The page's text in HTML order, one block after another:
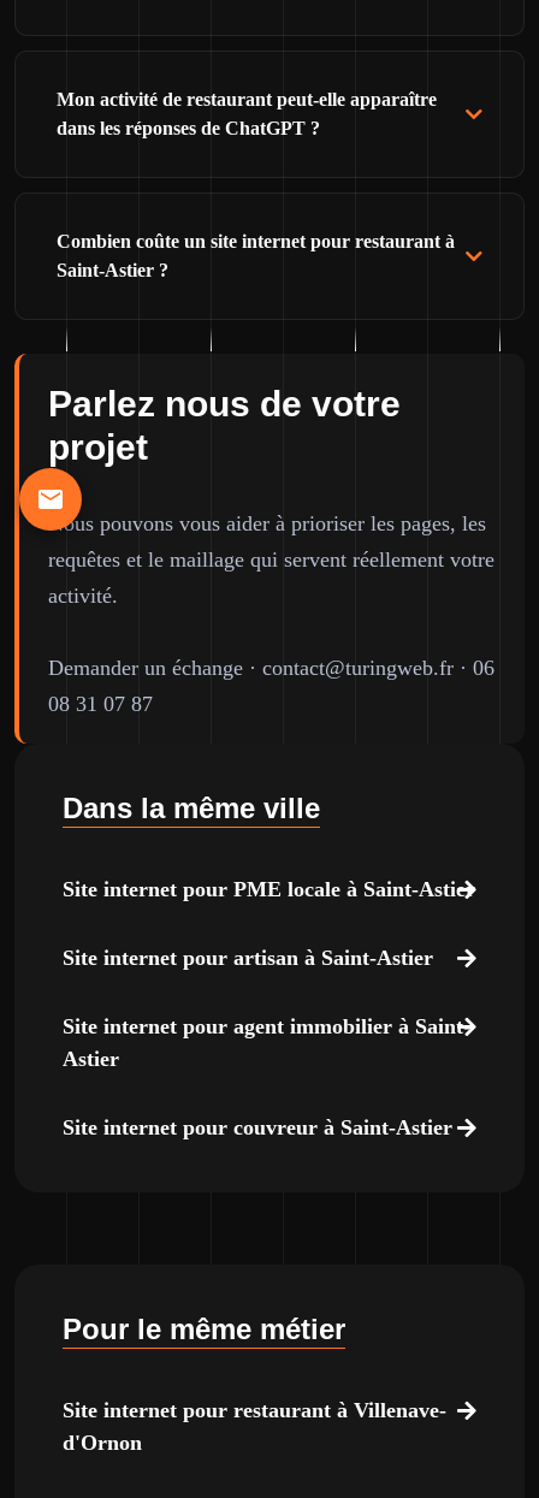
Mon activité de restaurant peut-elle apparaître
dans les réponses de ChatGPT ?
Combien coûte un site internet pour restaurant à
Saint-Astier ?
Parlez nous de votre
projet
Nous pouvons vous aider à prioriser les pages, les
requêtes et le maillage qui servent réellement votre
activité.
Demander un échange · contact@turingweb.fr · 06
08 31 07 87
Dans la même ville
Site internet pour PME locale à Saint-Astier
Site internet pour artisan à Saint-Astier
Site internet pour agent immobilier à Saint-
Astier
Site internet pour couvreur à Saint-Astier
Pour le même métier
Site internet pour restaurant à Villenave-
d'Ornon